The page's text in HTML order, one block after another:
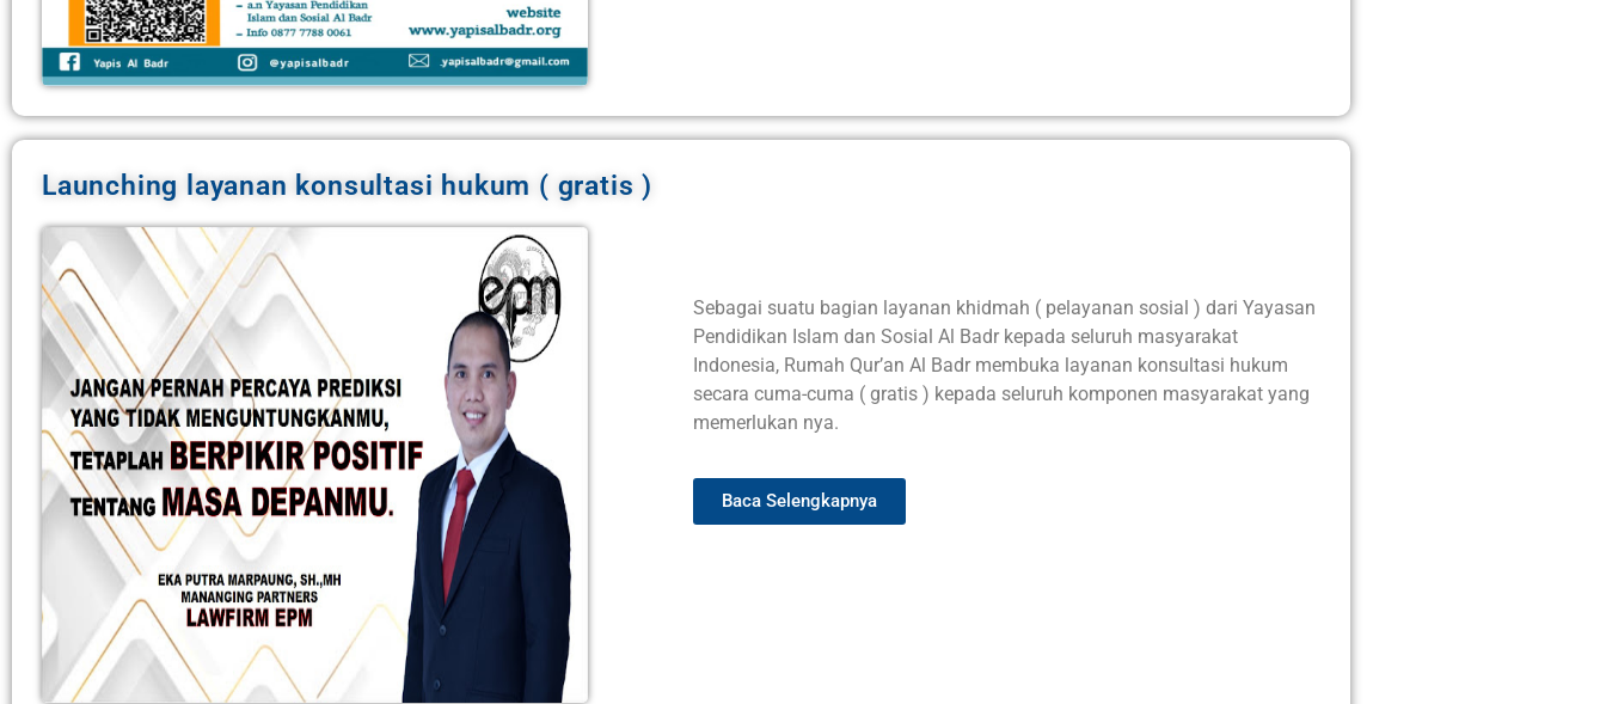
Launching layanan konsultasi hukum ( gratis )
Sebagai suatu bagian layanan khidmah ( pelayanan sosial ) dari Yayasan
Pendidikan Islam dan Sosial Al Badr kepada seluruh masyarakat
Indonesia, Rumah Qur’an Al Badr membuka layanan konsultasi hukum
secara cuma-cuma ( gratis ) kepada seluruh komponen masyarakat yang
memerlukan nya.
Baca Selengkapnya